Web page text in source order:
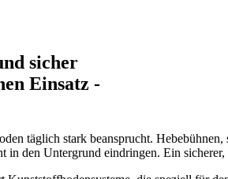
sicher
Einsatz -
täglich stark beansprucht.
den Untergrund eindringen. Ein